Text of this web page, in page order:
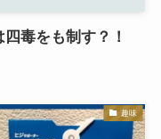
毒をも制す？！
趣味